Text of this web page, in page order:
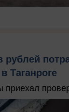
рублей
Таганроге
приехал